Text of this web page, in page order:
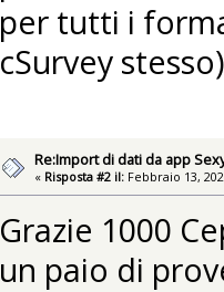
per tutti i
cSurvey
Re:Import di dati da app
« Risposta #2 il: Febbraio 13,
Grazie 1000
un paio di